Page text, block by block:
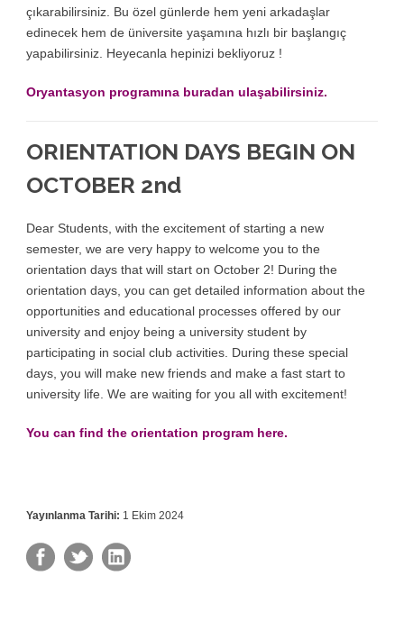
çıkarabilirsiniz. Bu özel günlerde hem yeni arkadaşlar
edinecek hem de üniversite yaşamına hızlı bir başlangıç
yapabilirsiniz. Heyecanla hepinizi bekliyoruz !
Oryantasyon programına buradan ulaşabilirsiniz.
ORIENTATION DAYS BEGIN ON
OCTOBER 2nd
Dear Students, with the excitement of starting a new
semester, we are very happy to welcome you to the
orientation days that will start on October 2! During the
orientation days, you can get detailed information about the
opportunities and educational processes offered by our
university and enjoy being a university student by
participating in social club activities. During these special
days, you will make new friends and make a fast start to
university life. We are waiting for you all with excitement!
You can find the orientation program here.
Yayınlanma Tarihi: 1 Ekim 2024